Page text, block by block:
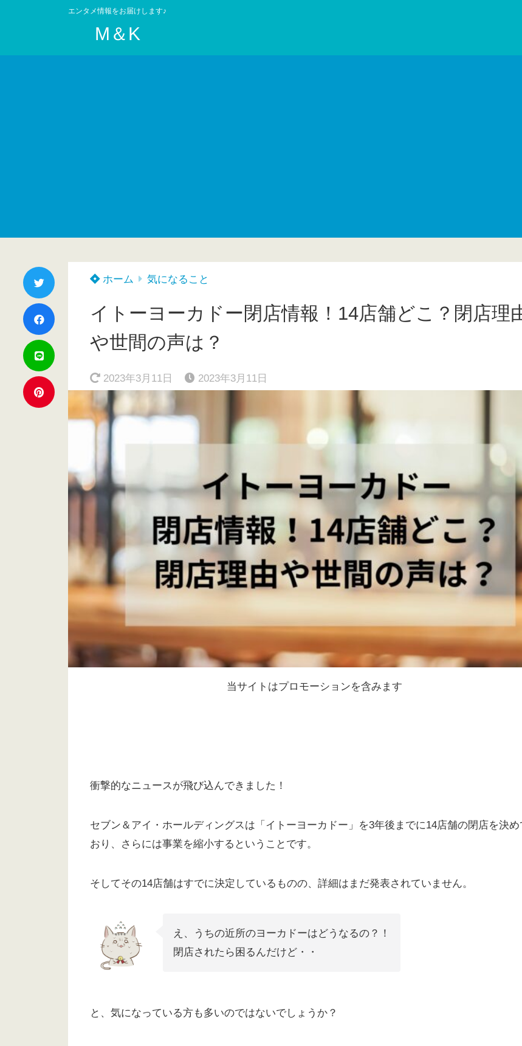
エンタメ情報をお届けします♪
M＆K
ホーム 気になること
イトーヨーカドー閉店情報！14店舗どこ？閉店理
や世間の声は？
2023年3月11日 2023年3月11日
当サイトはプロモーションを含みます
衝撃的なニュースが飛び込んできました！
セブン＆アイ・ホールディングスは「イトーヨーカドー」を3年後までに14店舗の閉店を決め
おり、さらには事業を縮小するということです。
そしてその14店舗はすでに決定しているものの、詳細はまだ発表されていません。
え、うちの近所のヨーカドーはどうなるの？！
閉店されたら困るんだけど・・
と、気になっている方も多いのではないでしょうか？